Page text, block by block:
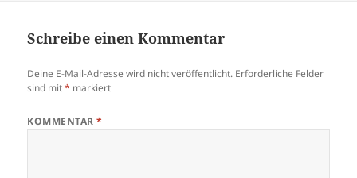
Schreibe einen Kommentar
Deine E-Mail-Adresse wird nicht veröffentlicht. Erforderliche Felder
sind mit* markiert
KOMMENTAR*